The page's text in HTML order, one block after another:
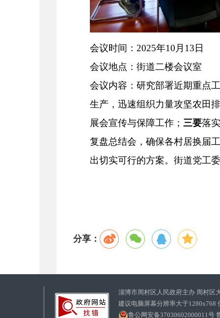
会议时间： 2025年10 月 13日
会议地点 ：街道二楼会议室
会议内容： 研究部署近期重点
生产，迅速组织力量攻坚农田
展会宣传与保障工作 ； 三要落
复盘总结会，确保各村居换届
出切实可行的方案。街道党工
分享：
淄博市周村区人民政府主办 周村区
建议电脑屏幕分辨率大于1280x768
鲁公网安备37030602000011号